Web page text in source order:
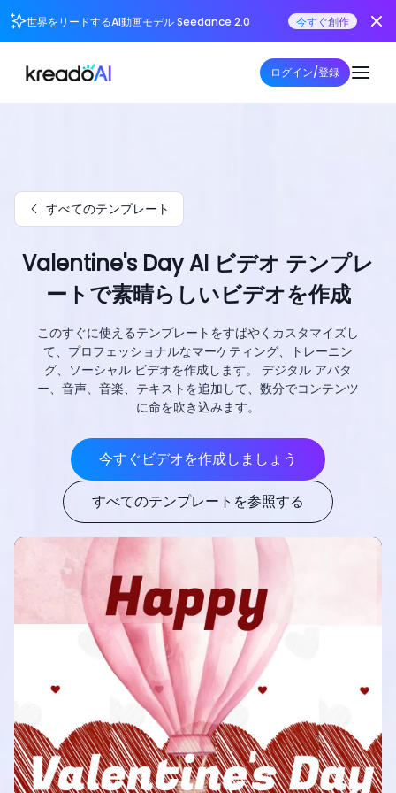
世界をリードするAI動画モデル Seedance 2.0 今すぐ創作
ログイン/登録
すべてのテンプレート
Valentine's Day AI ビデオ テンプレ
ートで素晴らしいビデオを作成
このすぐに使えるテンプレートをすばやくカスタマイズし
て、プロフェッショナルなマーケティング、トレーニン
グ、ソーシャル ビデオを作成します。 デジタル アバタ
ー、音声、音楽、テキストを追加して、数分でコンテンツ
に命を吹き込みます。
今すぐビデオを作成しましょう
すべてのテンプレートを参照する